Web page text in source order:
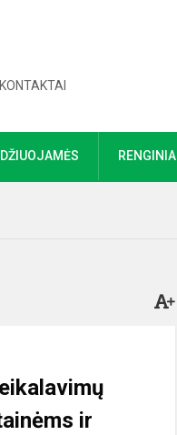
KONTAKTAI
RENGINIAI
ir